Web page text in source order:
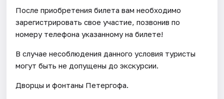
После приобретения билета вам необходимо
зарегистрировать свое участие, позвонив по
номеру телефона указанному на билете!
В случае несоблюдения данного условия туристы
могут быть не допущены до экскурсии.
Дворцы и фонтаны Петергофа.